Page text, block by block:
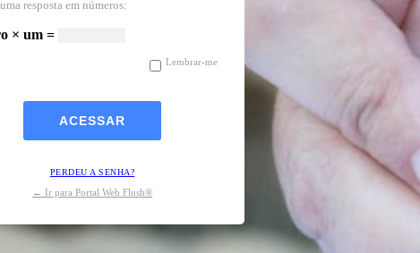
resposta em números:
× um =
Lembrar-me
PERDEU A SENHA?
← Ir para Portal Web Flush®